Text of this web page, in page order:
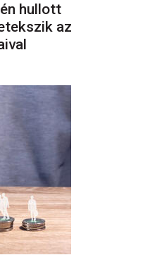
hullott
az